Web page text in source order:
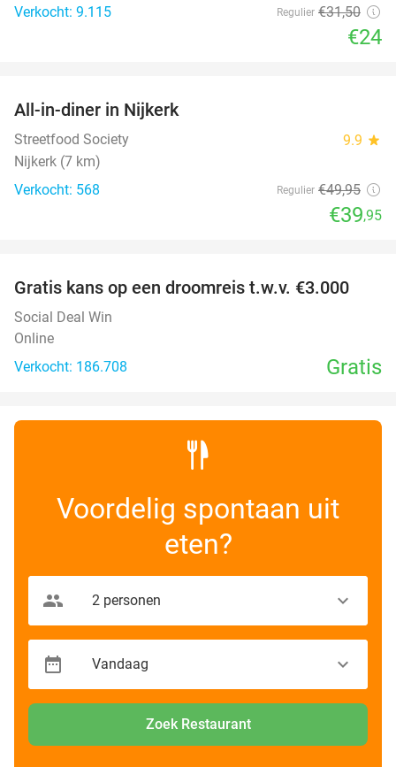
Verkocht: 9.115 Regulier €31,50
€24
All-in-diner in Nijkerk
Streetfood Society 9.9 star
Nijkerk (7 km)
Verkocht: 568
Regulier €49,95
€39,95
Gratis kans op een droomreis t.w.v. €3.000
Social Deal Win
Online
Verkocht: 186.708
Gratis
Voordelig spontaan uit
eten?
Zoek Restaurant